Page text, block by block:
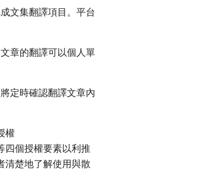
文集翻譯項目。平台
章的翻譯可以個人單
定時確認翻譯文章內
權
四個授權要素以利推
清楚地了解使用與散